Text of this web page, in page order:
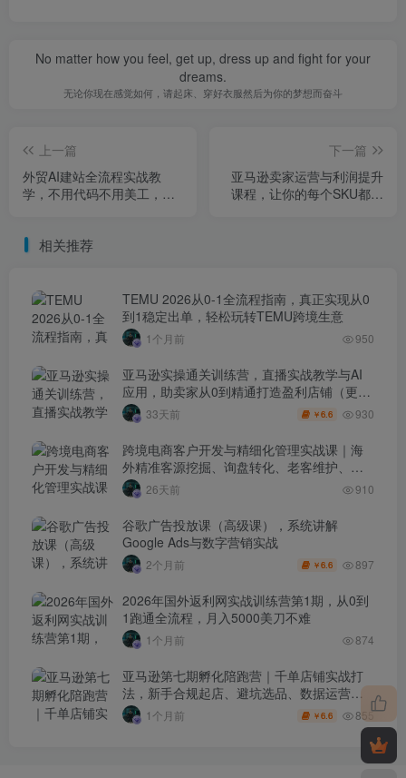
No matter how you feel, get up, dress up and fight for your
dreams.
无论你现在感觉如何，请起床、穿好衣服然后为你的梦想而奋斗
上一篇
外贸AI建站全流程实战教
学，不用代码不用美工，从
下一篇
亚马逊卖家运营与利润提升
课程，让你的每个SKU都成
相关推荐
TEMU 2026从0-1全流程指南，真正实现从0
到1稳定出单，轻松玩转TEMU跨境生意
1个月前 950
亚马逊实操通关训练营，直播实战教学与AI
应用，助卖家从0到精通打造盈利店铺（更新
7月3日）
33天前 ￥6.6 930
跨境电商客户开发与精细化管理实战课｜海
外精准客源挖掘、询盘转化、老客维护、客
户分层全流程落地教程
26天前 910
谷歌广告投放课（高级课），系统讲解
Google Ads与数字营销实战
2个月前 ￥6.6 897
2026年国外返利网实战训练营第1期，从0到
1跑通全流程，月入5000美刀不难
1个月前 874
亚马逊第七期孵化陪跑营｜千单店铺实战打
法，新手合规起店、避坑选品、数据运营全
落地（更新0625）
1个月前 ￥6.6 855